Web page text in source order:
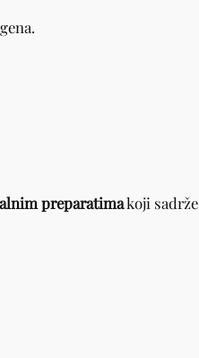
preparatimakoji sadrže